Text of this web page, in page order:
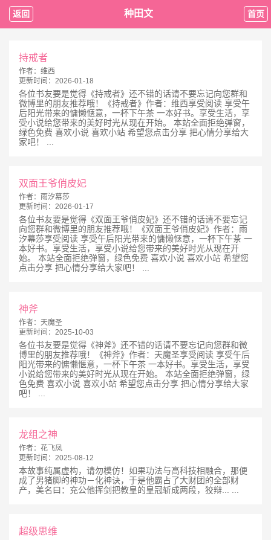
返回 种田文 首页
持戒者
作者： 维西
更新时间： 2026-01-18
各位书友要是觉得《持戒者》还不错的话请不要忘记向您群和
微博里的朋友推荐哦！《持戒者》作者：维西享受阅读 享受午
后阳光带来的慵懒惬意，一杯下午茶 一本好书。享受生活，享
受小说给您带来的美好时光从现在开始。 本站全面拒绝弹窗，
绿色免费 喜欢小说 喜欢小站 希望您点击分享 把心情分享给大
家吧！ ...
双面王爷俏皮妃
作者： 雨汐幕莎
更新时间： 2026-01-17
各位书友要是觉得《双面王爷俏皮妃》还不错的话请不要忘记
向您群和微博里的朋友推荐哦！《双面王爷俏皮妃》作者：雨
汐幕莎享受阅读 享受午后阳光带来的慵懒惬意，一杯下午茶 一
本好书。享受生活，享受小说给您带来的美好时光从现在开
始。 本站全面拒绝弹窗，绿色免费 喜欢小说 喜欢小站 希望您
点击分享 把心情分享给大家吧！ ...
神斧
作者： 天魔圣
更新时间： 2025-10-03
各位书友要是觉得《神斧》还不错的话请不要忘记向您群和微
博里的朋友推荐哦！《神斧》作者：天魔圣享受阅读 享受午后
阳光带来的慵懒惬意，一杯下午茶 一本好书。享受生活，享受
小说给您带来的美好时光从现在开始。 本站全面拒绝弹窗，绿
色免费 喜欢小说 喜欢小站 希望您点击分享 把心情分享给大家
吧！ ...
龙组之神
作者： 花飞凤
更新时间： 2025-08-12
本故事纯属虚构，请勿模仿！如果功法与高科技相融合，那便
成了男猪脚的神功－化神诀，于是他霸占了大财团的全部财
产，美名曰：充公他挥剑把教皇的皇冠斩成两段，狡辩... ...
超级思维